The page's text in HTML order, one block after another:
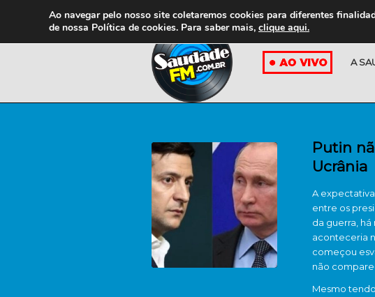
A
Putin
Ucrânia
A
entre os
da guerra, há
aconteceria
começou
não
Mesmo
Ao navegar pelo nosso site coletaremos cookies para diferentes
de nossa Política de cookies. Para saber mais, clique aqui.